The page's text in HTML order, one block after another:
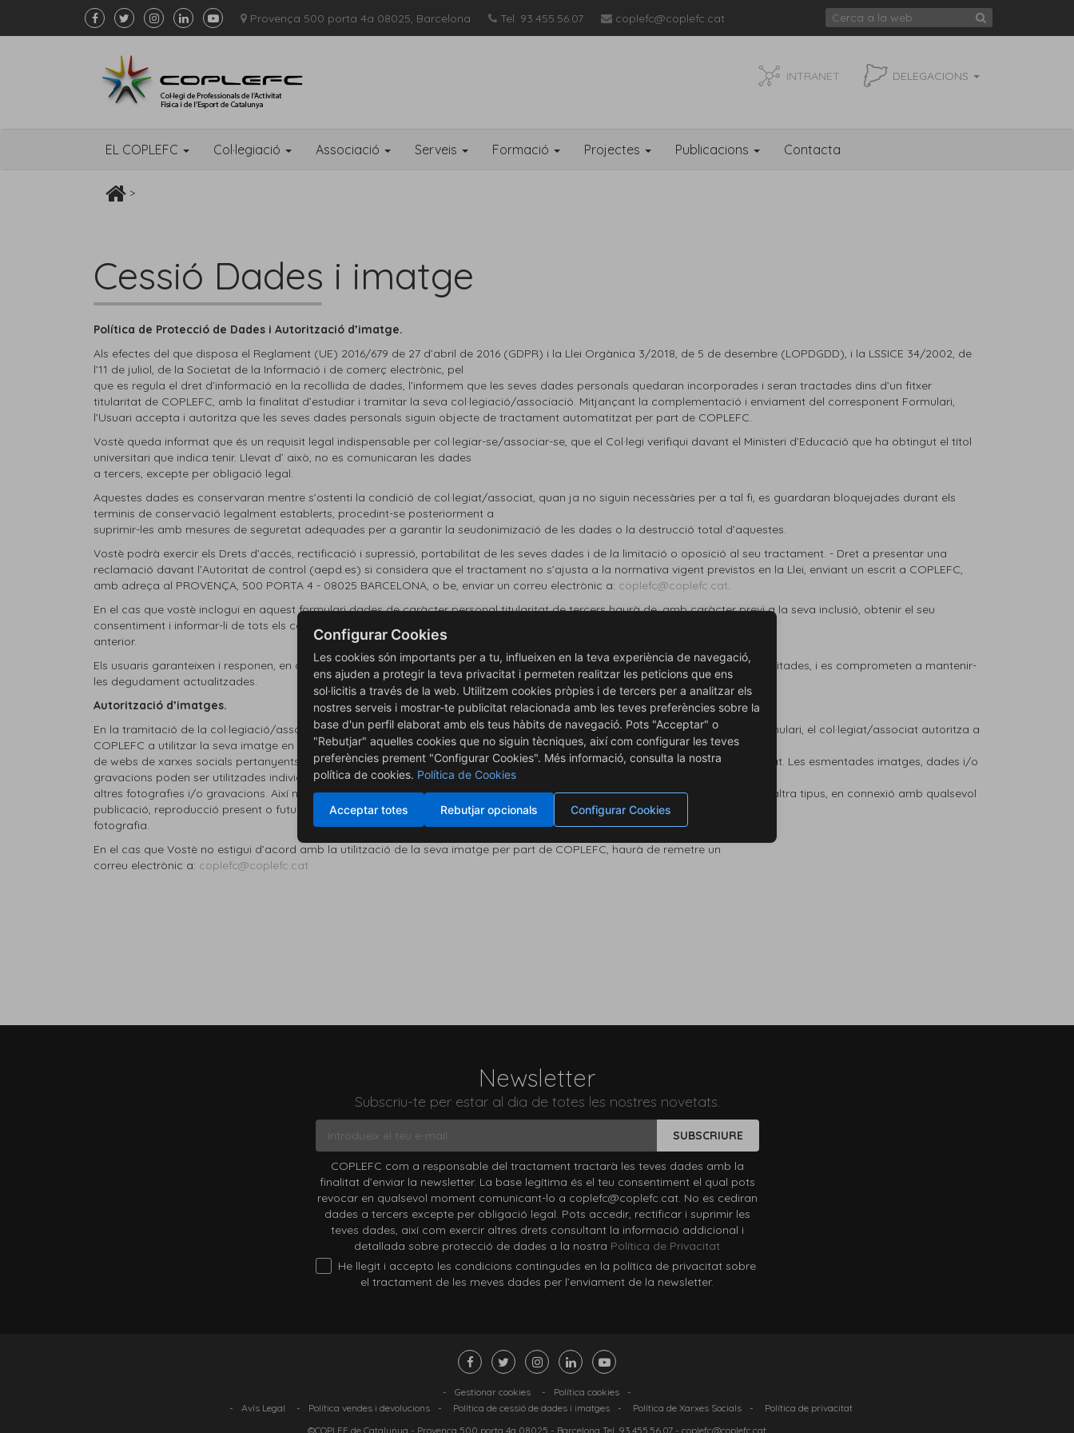
Provença 500 porta 4a 08025, Barcelona Tel. 93.455.56.07 coplefc@coplefc.cat
DELEGACIONS
INTRANET
EL COPLEFC Col·legiació Associació Serveis Formació Projectes Publicacions Contacta
>
Cessió Dades i imatge
Política de Protecció de Dades i Autorització d’imatge.
Als efectes del que disposa el Reglament (UE) 2016/679 de 27 d’abril de 2016 (GDPR) i la Llei Orgànica 3/2018, de 5 de desembre (LOPDGDD), i la LSSICE 34/2002, de
l’11 de juliol, de la Societat de la Informació i de comerç electrònic, pel
que es regula el dret d’informació en la recollida de dades, l’informem que les seves dades personals quedaran incorporades i seran tractades dins d’un fitxer
titularitat de COPLEFC, amb la finalitat d’estudiar i tramitar la seva col·legiació/associació. Mitjançant la complementació i enviament del corresponent Formulari,
l’Usuari accepta i autoritza que les seves dades personals siguin objecte de tractament automatitzat per part de COPLEFC.
Vostè queda informat que és un requisit legal indispensable per col·legiar-se/associar-se, que el Col·legi verifiqui davant el Ministeri d’Educació que ha obtingut el títol
universitari que indica tenir. Llevat d’ això, no es comunicaran les dades
a tercers, excepte per obligació legal.
Aquestes dades es conservaran mentre s’ostenti la condició de col·legiat/associat, quan ja no siguin necessàries per a tal fi, es guardaran bloquejades durant els
terminis de conservació legalment establerts, procedint-se posteriorment a
suprimir-les amb mesures de seguretat adequades per a garantir la seudonimizació de les dades o la destrucció total d’aquestes.
Vostè podrà exercir els Drets d’accés, rectificació i supressió, portabilitat de les seves dades i de la limitació o oposició al seu tractament. - Dret a presentar una
reclamació davant l’Autoritat de control (aepd.es) si considera que el tractament no s’ajusta a la normativa vigent previstos en la Llei, enviant un escrit a COPLEFC,
amb adreça al PROVENÇA, 500 PORTA 4 - 08025 BARCELONA, o be, enviar un correu electrònic a: coplefc@coplefc.cat.
En el cas que vostè inclogui en aquest formulari dades de caràcter personal titularitat de tercers haurà de, amb caràcter previ a la seva inclusió, obtenir el seu
consentiment i informar-li de tots els continguts mencionats en el paràgraf
anterior.
Els usuaris garanteixen i responen, en qualsevol cas, de la veracitat, exactitud, vigència i autenticitat de les Dades Personals facilitades, i es comprometen a mantenir-
les degudament actualitzades.
Autorització d’imatges.
En la tramitació de la col·legiació/associació es sol·licita una fotografia del col·legiat/associat, amb l’enviament del present formulari, el col·legiat/associat autoritza a
COPLEFC a utilitzar la seva imatge en publicacions, revistes, dominis
de webs de xarxes socials pertanyents a la companyia, premsa, edicions i a qualsevol altre mitjà per un termini de temps il·limitat. Les esmentades imatges, dades i/o
gravacions poden ser utilitzades individualment o en conjunt amb
altres fotografies i/o gravacions. Així mateix, el col·legiat/associat entén que no rebrà compensació econòmica o de qualsevol altra tipus, en connexió amb qualsevol
publicació, reproducció present o futura de qualsevol imatge o
fotografia.
En el cas que Vostè no estigui d’acord amb la utilització de la seva imatge per part de COPLEFC, haurà de remetre un
correu electrònic a: coplefc@coplefc.cat
Newsletter
Subscriu-te per estar al dia de totes les nostres novetats.
SUBSCRIURE
COPLEFC com a responsable del tractament tractarà les teves dades amb la
finalitat d’enviar la newsletter. La base legítima és el teu consentiment el qual pots
revocar en qualsevol moment comunicant-lo a coplefc@coplefc.cat. No es cediran
dades a tercers excepte per obligació legal. Pots accedir, rectificar i suprimir les
teves dades, així com exercir altres drets consultant la informació addicional i
detallada sobre protecció de dades a la nostra Política de Privacitat
He llegit i accepto les condicions contingudes en la política de privacitat sobre
el tractament de les meves dades per l’enviament de la newsletter.
- Gestionar cookies - Política cookies
-
-
Avís Legal - Política vendes i devolucions - Política de cessió de dades i imatges - Política de Xarxes Socials -
Política de privacitat
©COPLEF de Catalunya - Provença 500 porta 4a 08025 - Barcelona Tel. 93.455.56.07 - coplefc@coplefc.cat
Configurar Cookies
Les cookies són importants per a tu, influeixen en la teva experiència de navegació,
ens ajuden a protegir la teva privacitat i permeten realitzar les peticions que ens
sol·licitis a través de la web. Utilitzem cookies pròpies i de tercers per a analitzar els
nostres serveis i mostrar-te publicitat relacionada amb les teves preferències sobre la
base d'un perfil elaborat amb els teus hàbits de navegació. Pots "Acceptar" o
"Rebutjar" aquelles cookies que no siguin tècniques, així com configurar les teves
preferències prement "Configurar Cookies". Més informació, consulta la nostra
política de cookies. Política de Cookies
Acceptar totes Rebutjar opcionals Configurar Cookies